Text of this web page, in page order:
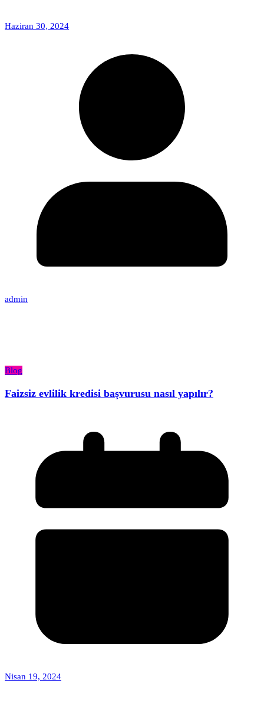
Haziran 30, 2024
admin
Blog
Faizsiz evlilik kredisi başvurusu nasıl yapılır?
Nisan 19, 2024